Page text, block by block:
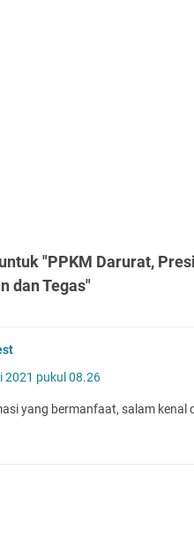
"PPKM Darurat,
dan Tegas"
2021 pukul 08.26
yang bermanfaat, salam kenal